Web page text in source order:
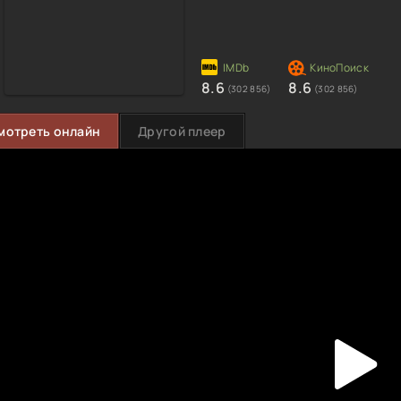
8.6 (302 856) 8.6 (302 856)
онлайн Другой плеер